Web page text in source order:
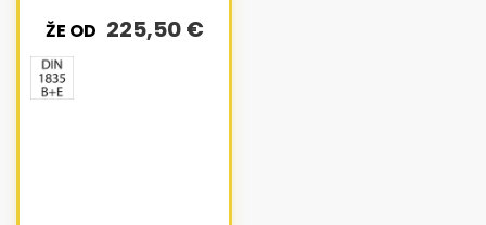
ŽE OD 225,50 €